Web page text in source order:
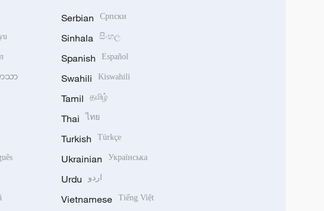
ာသာ
Serbian Српски
Sinhala සිංහල
Spanish Español
Swahili Kiswahili
Tamil தமிழ்
Thai ไทย
Turkish Türkçe
Ukrainian Українська
Urdu اردو
Vietnamese Tiếng Việt